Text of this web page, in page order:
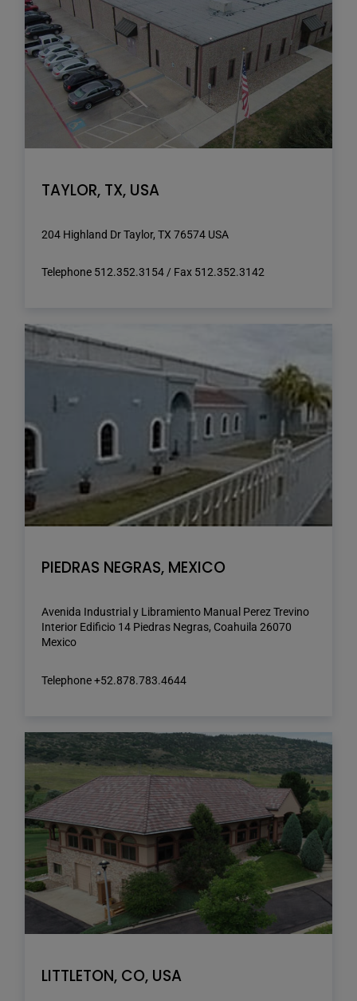
TAYLOR, TX, USA
204 Highland Dr Taylor, TX 76574 USA
Telephone 512.352.3154 / Fax 512.352.3142
PIEDRAS NEGRAS, MEXICO
Avenida Industrial y Libramiento Manual Perez Trevino
Interior Edificio 14 Piedras Negras, Coahuila 26070
Mexico
Telephone +52.878.783.4644
LITTLETON, CO, USA